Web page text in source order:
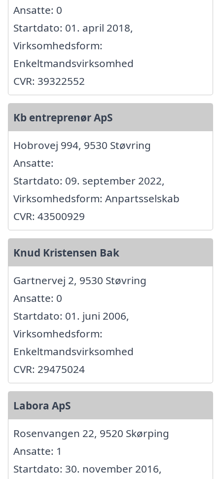
Ansatte: 0
Startdato: 01. april 2018,
Virksomhedsform:
Enkeltmandsvirksomhed
CVR: 39322552
Kb entreprenør ApS
Hobrovej 994, 9530 Støvring
Ansatte:
Startdato: 09. september 2022,
Virksomhedsform: Anpartsselskab
CVR: 43500929
Knud Kristensen Bak
Gartnervej 2, 9530 Støvring
Ansatte: 0
Startdato: 01. juni 2006,
Virksomhedsform:
Enkeltmandsvirksomhed
CVR: 29475024
Labora ApS
Rosenvangen 22, 9520 Skørping
Ansatte: 1
Startdato: 30. november 2016,